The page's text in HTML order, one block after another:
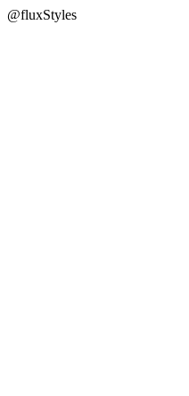
@fluxStyles